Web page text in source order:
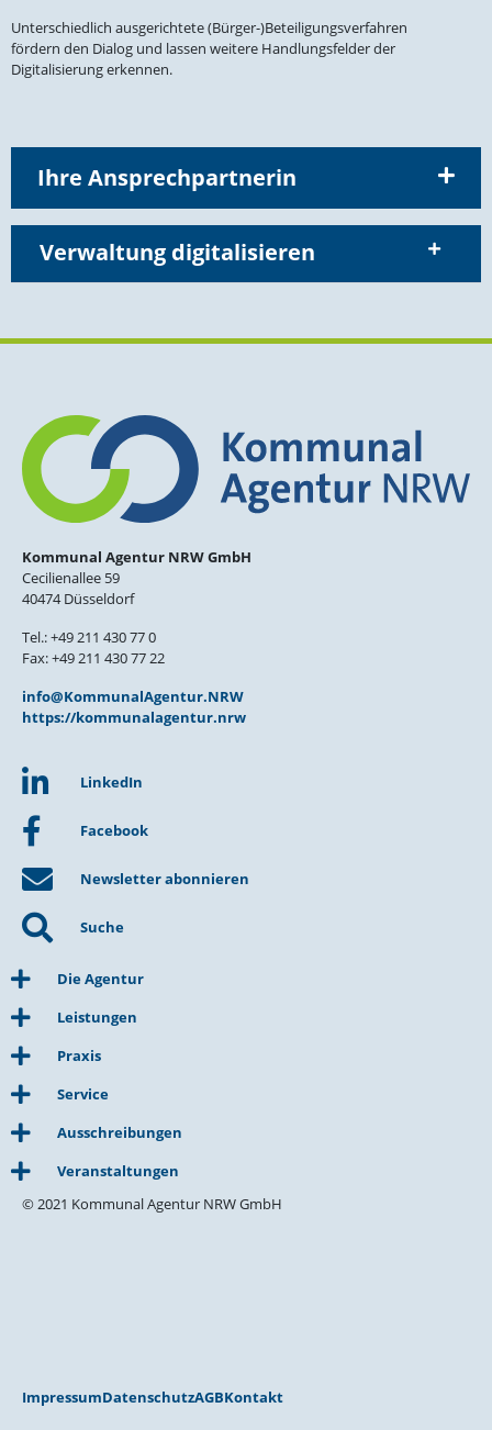
Unter­schiedlich ausge­richtete (Bürger-)Beteiligungsverfahren
fördern den Dialog und lassen weitere Handlungs­felder der
Digita­li­sierung erkennen.
Ihre Ansprechpartnerin
Verwaltung digita­li­sieren
Kommunal Agentur NRW GmbH
Cecilienallee 59
40474 Düsseldorf
Tel.: +49 211 430 77 0
Fax: +49 211 430 77 22
info@KommunalAgentur.NRW
https://kommunalagentur.nrw
LinkedIn
Facebook
Newsletter abonnieren
Suche
Die Agentur
Leistungen
Praxis
Service
Ausschreibungen
Veranstaltungen
© 2021 Kommunal Agentur NRW GmbH
ImpressumDatenschutzAGBKontakt